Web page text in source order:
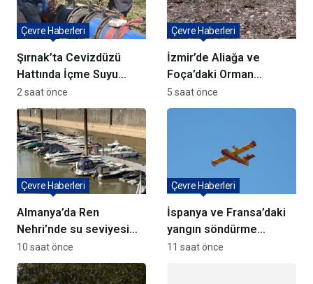
Şırnak’ta Cevizdüzü
Hattında İçme Suyu
Çalışmaları Devam
Ediyor
Çevre Haberleri
2 saat önce
İzmir’de Aliağa ve
Foça’daki Orman
Yangınlarında
Ağaçlandırma Devam
Çevre Haberleri
5 saat önce
Almanya’da Ren
Nehri’nde su seviyesi
tarihi düşüşte
Çevre Haberleri
10 saat önce
İspanya ve Fransa’daki
yangın söndürme
uçakları Türkiye’ye
Çevre Haberleri
11 saat önce